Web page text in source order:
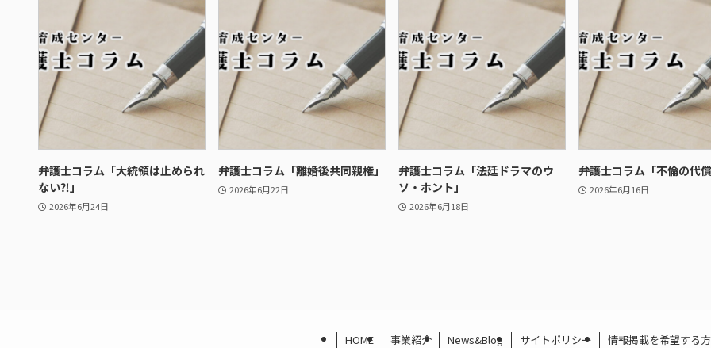
弁護士コラム「大統領は止められ
ない⁈」
2026年6月24日
弁護士コラム「離婚後共同親権」
2026年6月22日
弁護士コラム「法廷ドラマのウ
ソ・ホント」
2026年6月18日
弁護士コラム「不倫の代
2026年6月16日
HOME 事業紹介 News&Blog サイトポリシー 情報掲載を希望する